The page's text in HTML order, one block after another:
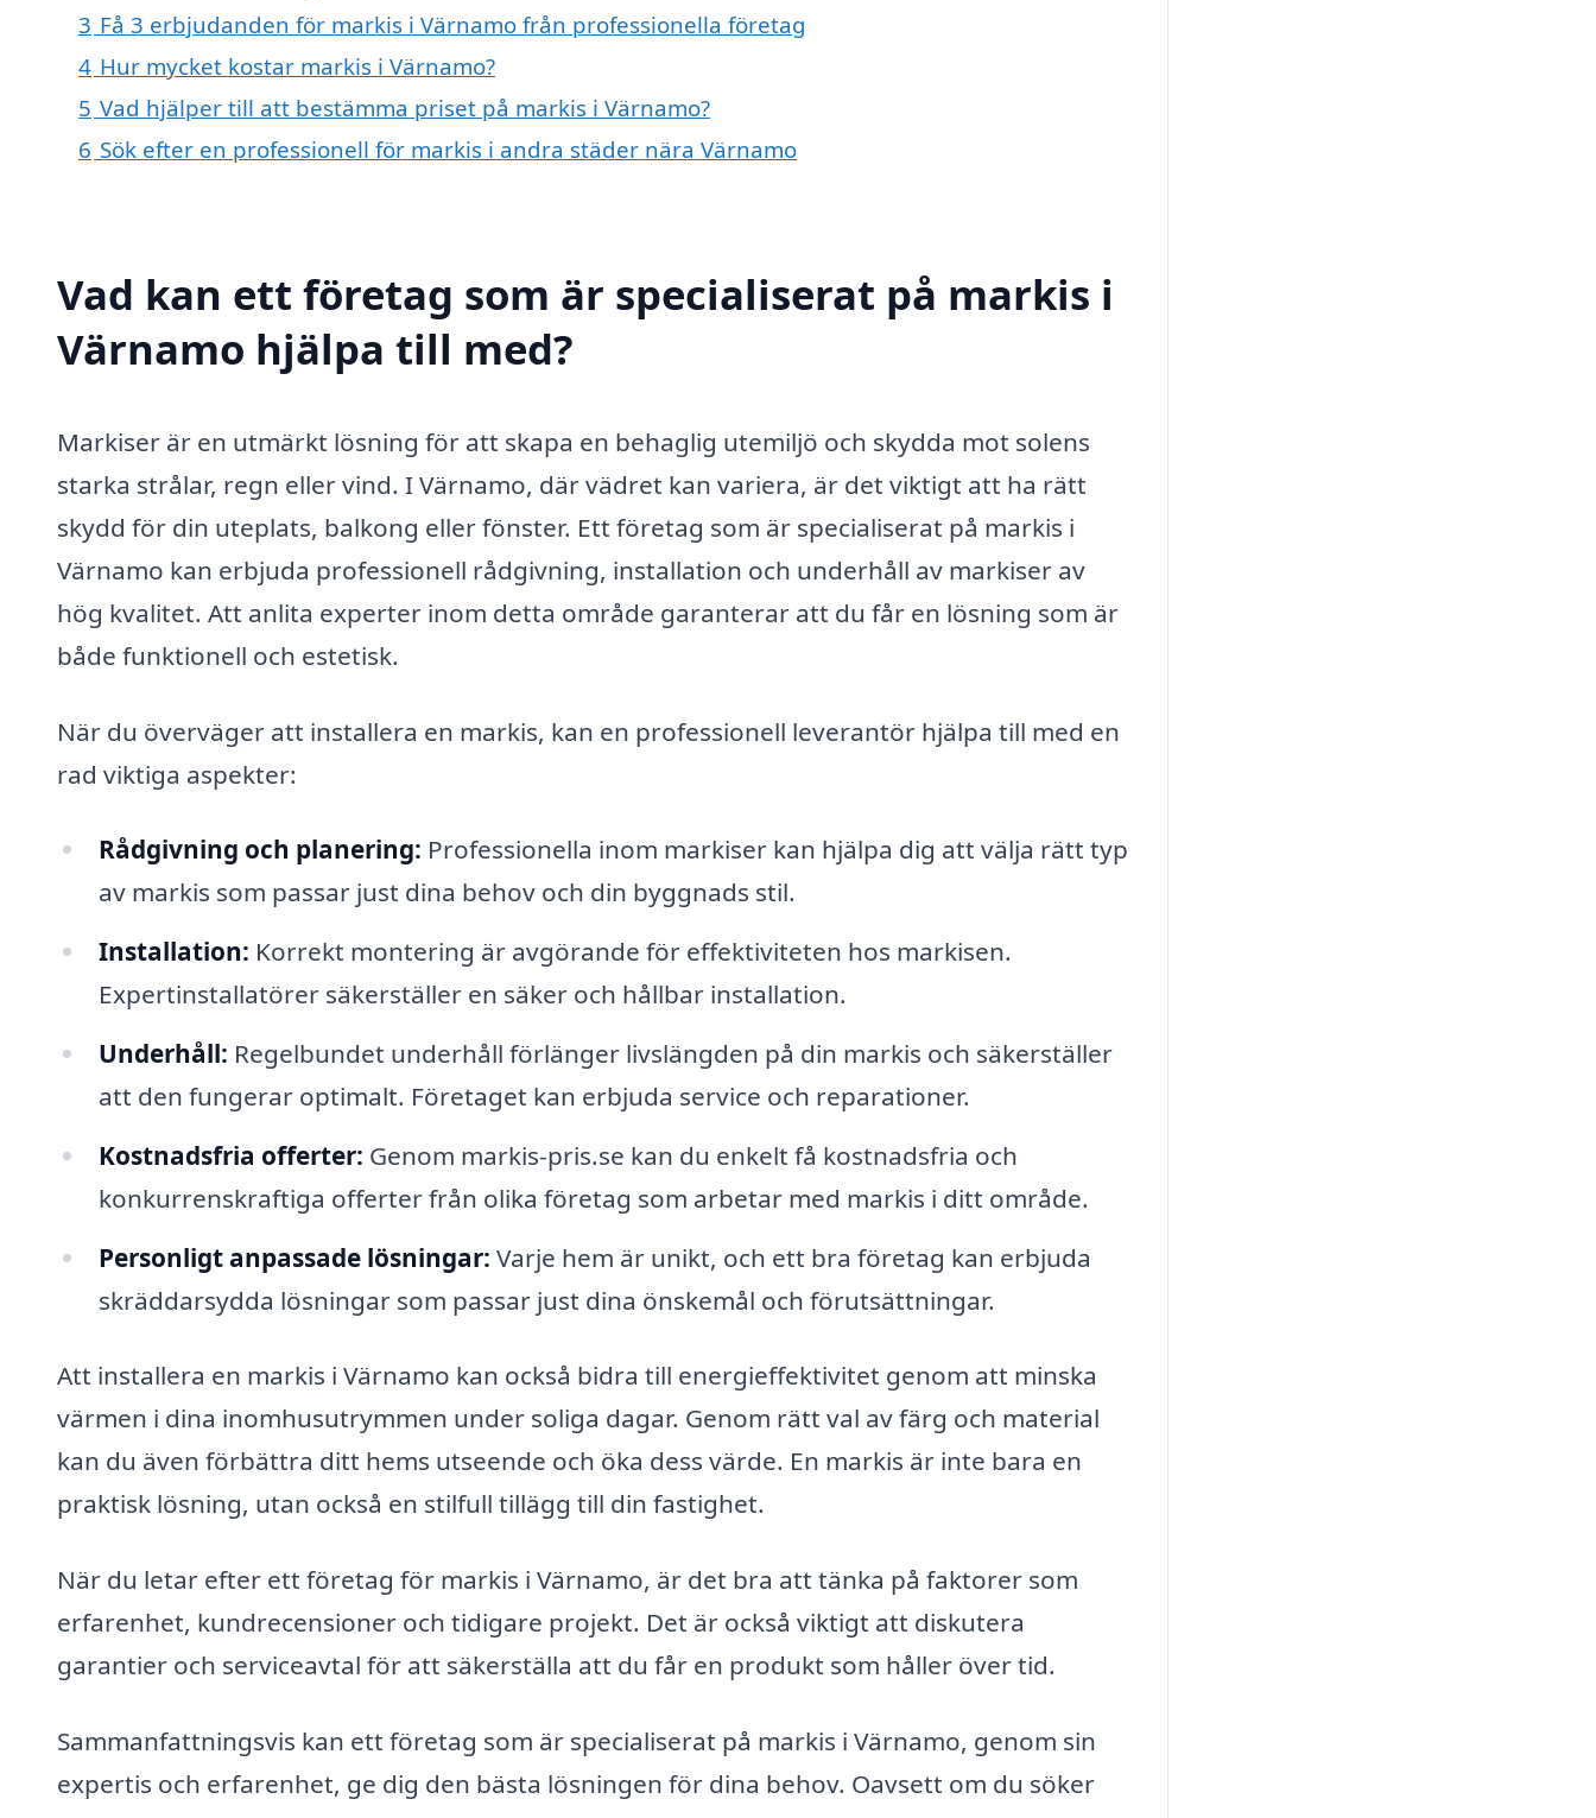
3 Få 3 erbjudanden för markis i Värnamo från professionella företag
4 Hur mycket kostar markis i Värnamo?
5 Vad hjälper till att bestämma priset på markis i Värnamo?
6 Sök efter en professionell för markis i andra städer nära Värnamo
Vad kan ett företag som är specialiserat på markis i
Värnamo hjälpa till med?
Markiser är en utmärkt lösning för att skapa en behaglig utemiljö och skydda mot solens
starka strålar, regn eller vind. I Värnamo, där vädret kan variera, är det viktigt att ha rätt
skydd för din uteplats, balkong eller fönster. Ett företag som är specialiserat på markis i
Värnamo kan erbjuda professionell rådgivning, installation och underhåll av markiser av
hög kvalitet. Att anlita experter inom detta område garanterar att du får en lösning som är
både funktionell och estetisk.
När du överväger att installera en markis, kan en professionell leverantör hjälpa till med en
rad viktiga aspekter:
Rådgivning och planering: Professionella inom markiser kan hjälpa dig att välja rätt typ
av markis som passar just dina behov och din byggnads stil.
Installation: Korrekt montering är avgörande för effektiviteten hos markisen.
Expertinstallatörer säkerställer en säker och hållbar installation.
Underhåll: Regelbundet underhåll förlänger livslängden på din markis och säkerställer
att den fungerar optimalt. Företaget kan erbjuda service och reparationer.
Kostnadsfria offerter: Genom markis-pris.se kan du enkelt få kostnadsfria och
konkurrenskraftiga offerter från olika företag som arbetar med markis i ditt område.
Personligt anpassade lösningar: Varje hem är unikt, och ett bra företag kan erbjuda
skräddarsydda lösningar som passar just dina önskemål och förutsättningar.
Att installera en markis i Värnamo kan också bidra till energieffektivitet genom att minska
värmen i dina inomhusutrymmen under soliga dagar. Genom rätt val av färg och material
kan du även förbättra ditt hems utseende och öka dess värde. En markis är inte bara en
praktisk lösning, utan också en stilfull tillägg till din fastighet.
När du letar efter ett företag för markis i Värnamo, är det bra att tänka på faktorer som
erfarenhet, kundrecensioner och tidigare projekt. Det är också viktigt att diskutera
garantier och serviceavtal för att säkerställa att du får en produkt som håller över tid.
Sammanfattningsvis kan ett företag som är specialiserat på markis i Värnamo, genom sin
expertis och erfarenhet, ge dig den bästa lösningen för dina behov. Oavsett om du söker